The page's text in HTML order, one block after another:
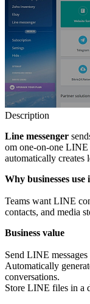
Description
Line messenger
om one-on-one
automatically creates
Why businesses use
Teams want LINE
contacts, and media
Business value
Send LINE
Automatically
conversations.
Store LINE files in a